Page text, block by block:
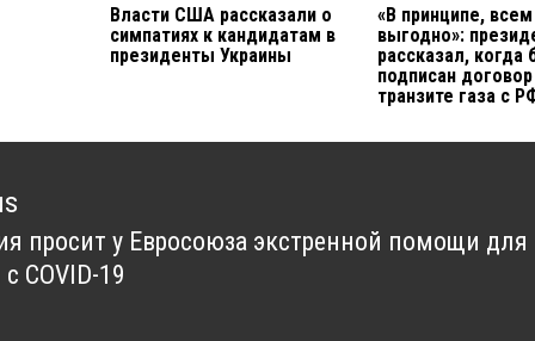
Власти США рассказали о
симпатиях к кандидатам в
президенты Украины
«В принципе, всем
выгодно»:
рассказал, когда
подписан
транзите газа с
просит у Евросоюза экстренной помощи для
COVID-19